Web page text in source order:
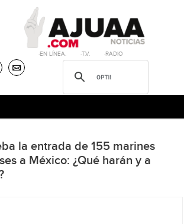
·EN LÍNEA. ·T.V. ·RADIO
la entrada de 155 marines
a México: ¿Qué harán y a